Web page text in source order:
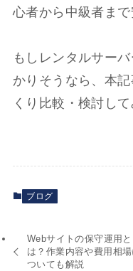
心者から中級者まで
もしレンタルサー
かりそうなら、本
くり比較・検討して
ブログ
Webサイトの保守運用と
は？作業内容や費用相場
ついても解説